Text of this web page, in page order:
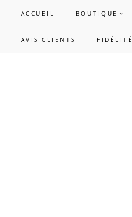
ACCUEIL BOUTIQUE
AVIS CLIENTS FIDÉLITÉ
Passer
Passer